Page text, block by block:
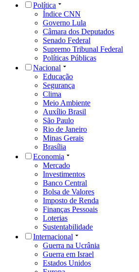
Política
Índice CNN
Governo Lula
Câmara dos Deputados
Senado Federal
Supremo Tribunal Federal
Políticas Públicas
Nacional
Educação
Segurança
Clima
Meio Ambiente
Auxílio Brasil
São Paulo
Rio de Janeiro
Minas Gerais
Brasília
Economia
Mercado
Investimentos
Banco Central
Bolsa de Valores
Imposto de Renda
Finanças Pessoais
Loterias
Sustentabilidade
Internacional
Guerra na Ucrânia
Guerra em Israel
Estados Unidos